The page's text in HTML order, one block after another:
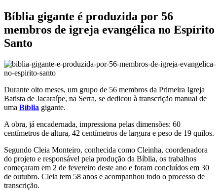
Bíblia gigante é produzida por 56
membros de igreja evangélica no Espírito
Santo
Durante oito meses, um grupo de 56 membros da Primeira Igreja
Batista de Jacaraípe, na Serra, se dedicou à transcrição manual de
uma Bíblia gigante.
A obra, já encadernada, impressiona pelas dimensões: 60
centímetros de altura, 42 centímetros de largura e peso de 19 quilos.
Segundo Cleia Monteiro, conhecida como Cleinha, coordenadora
do projeto e responsável pela produção da Bíblia, os trabalhos
começaram em 2 de fevereiro deste ano e foram concluídos em 30
de outubro. Cleia tem 58 anos e acompanhou todo o processo de
transcrição.